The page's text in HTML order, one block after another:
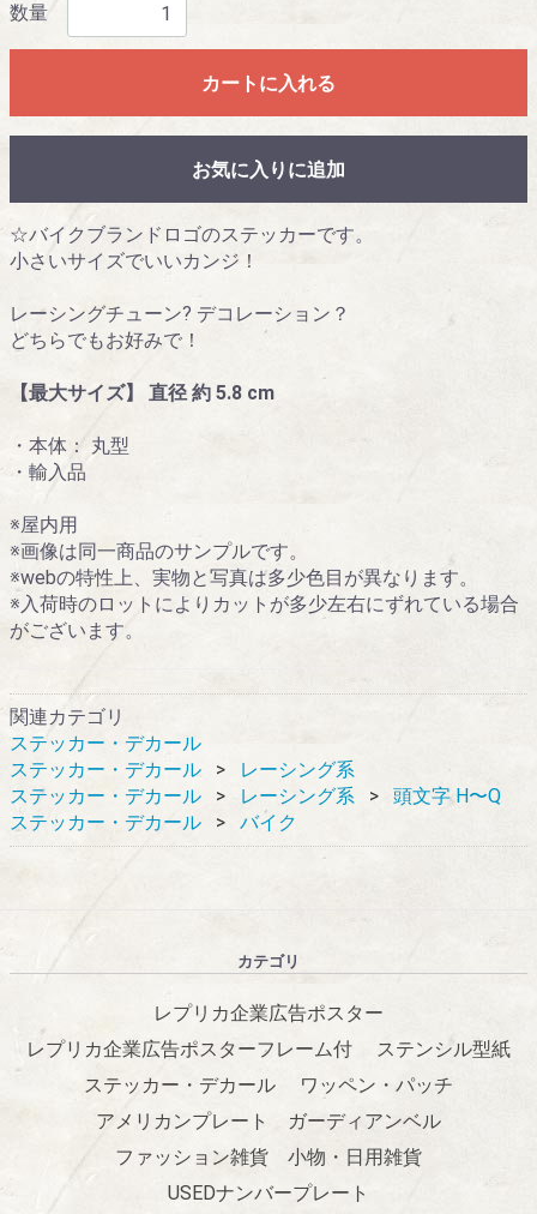
数量
カートに入れる
お気に入りに追加
☆バイクブランドロゴのステッカーです。
小さいサイズでいいカンジ！
レーシングチューン? デコレーション？
どちらでもお好みで！
【最大サイズ】 直径 約 5.8 cm
・本体： 丸型
・輸入品
※屋内用
※画像は同一商品のサンプルです。
※webの特性上、実物と写真は多少色目が異なります。
※入荷時のロットによりカットが多少左右にずれている場合
がございます。
関連カテゴリ
ステッカー・デカール
ステッカー・デカール
レーシング系
ステッカー・デカール
レーシング系
頭文字 H〜Q
ステッカー・デカール
バイク
カテゴリ
レプリカ企業広告ポスター
レプリカ企業広告ポスターフレーム付
ステンシル型紙
ステッカー・デカール
ワッペン・パッチ
アメリカンプレート
ガーディアンベル
ファッション雑貨
小物・日用雑貨
USEDナンバープレート